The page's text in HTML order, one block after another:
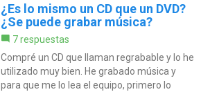
¿Es lo mismo un CD que un DVD?
¿Se puede grabar música?
7 respuestas
Compré un CD que llaman regrabable y lo he
utilizado muy bien. He grabado música y
para que me lo lea el equipo, primero lo